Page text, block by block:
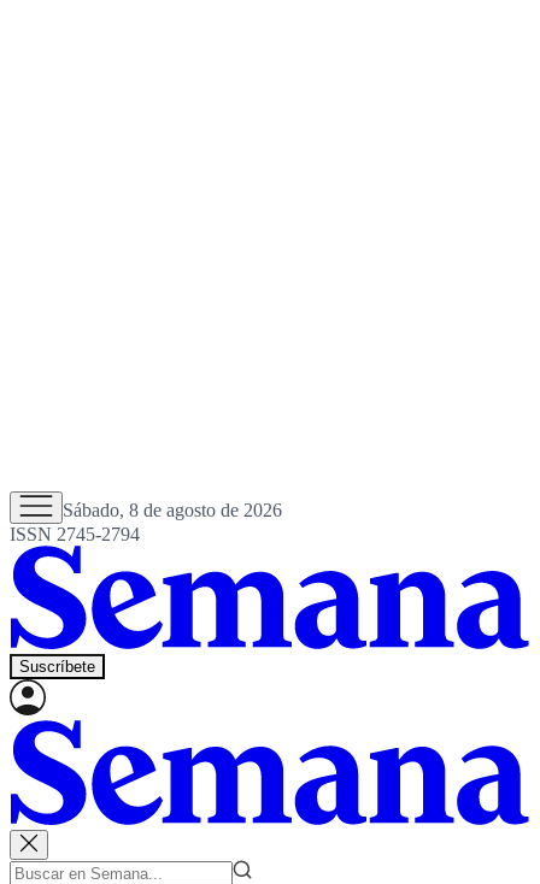
Sábado, 8 de agosto de 2026
ISSN 2745-2794
Suscríbete